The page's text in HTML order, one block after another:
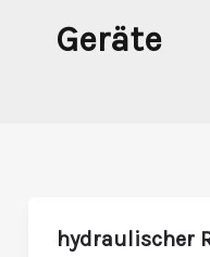
Geräte
hydraulischer
hydraulischer